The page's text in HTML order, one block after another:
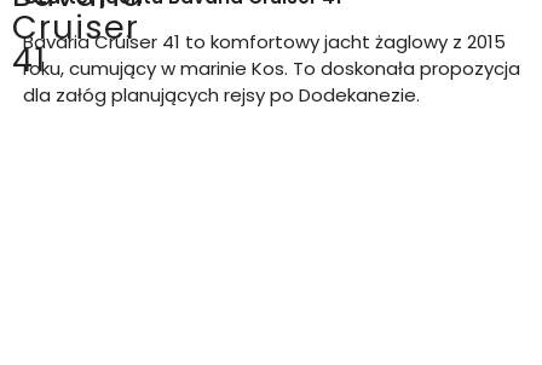
Cruiser
41
Bavaria Cruiser 41 to komfortowy jacht żaglowy z 2015
roku, cumujący w marinie Kos. To doskonała propozycja
dla załóg planujących rejsy po Dodekanezie.